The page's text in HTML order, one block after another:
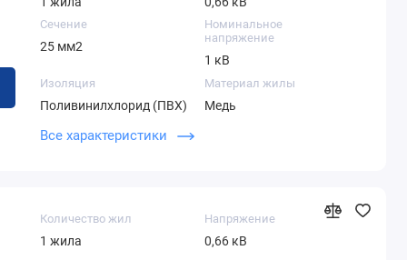
Сечение
25 мм2
Номинальное
напряжение
1 кВ
Изоляция
Поливинилхлорид (ПВХ)
Материал жилы
Медь
Теоретический вес 1
километра
Все характеристики
Количество жил
1 жила
Напряжение
0,66 кВ